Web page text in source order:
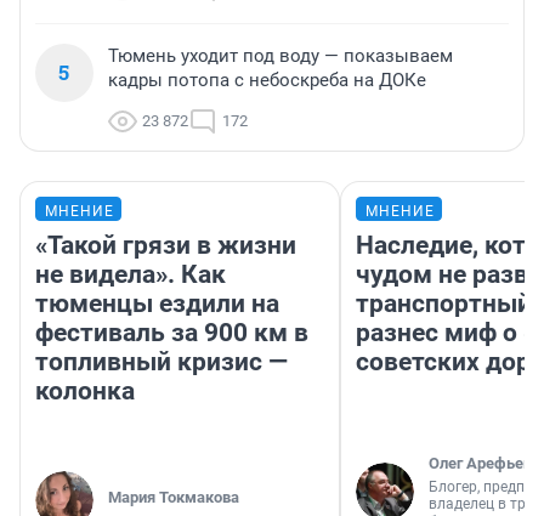
5
Тюмень уходит под воду — показываем
кадры потопа с небоскреба на ДОКе
23 872 172
МНЕНИЕ
«Такой грязи в жизни
не видела». Как
тюменцы ездили на
фестиваль за 900 км в
топливный кризис —
колонка
Мария Токмакова
МНЕНИЕ
Наследие,
чудом не
транспортный
разнес миф о
советских
Олег Арефьев
Блогер,
владелец в